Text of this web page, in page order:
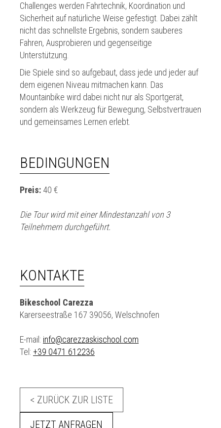
Challenges werden Fahrtechnik, Koordination und
Sicherheit auf natürliche Weise gefestigt. Dabei zählt
nicht das schnellste Ergebnis, sondern sauberes
Fahren, Ausprobieren und gegenseitige
Unterstützung.
Die Spiele sind so aufgebaut, dass jede und jeder auf
dem eigenen Niveau mitmachen kann. Das
Mountainbike wird dabei nicht nur als Sportgerät,
sondern als Werkzeug für Bewegung, Selbstvertrauen
und gemeinsames Lernen erlebt.
BEDINGUNGEN
Preis: 40 €
Die Tour wird mit einer Mindestanzahl von 3
Teilnehmern durchgeführt.
KONTAKTE
Bikeschool Carezza
Karerseestraße 167 39056, Welschnofen
E-mail: info@carezzaskischool.com
Tel: +39 0471 612236
< ZURÜCK ZUR LISTE
JETZT ANFRAGEN